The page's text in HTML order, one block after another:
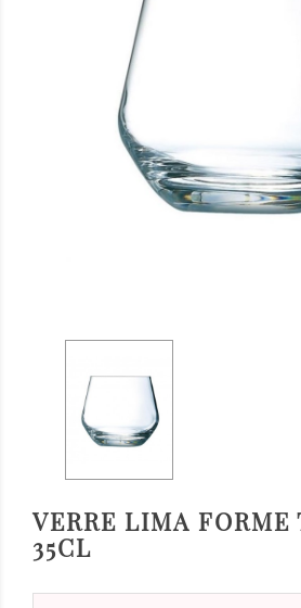
VERRE LIMA
35CL